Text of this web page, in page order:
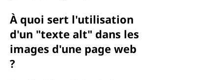
À quoi sert l'utilisation
d'un "texte alt" dans les
images d'une page web
?